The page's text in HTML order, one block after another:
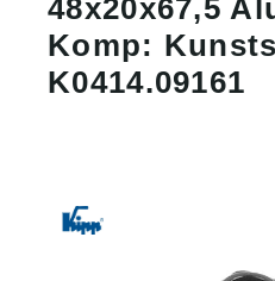
48x20x67,5
Komp:
K0414.09161